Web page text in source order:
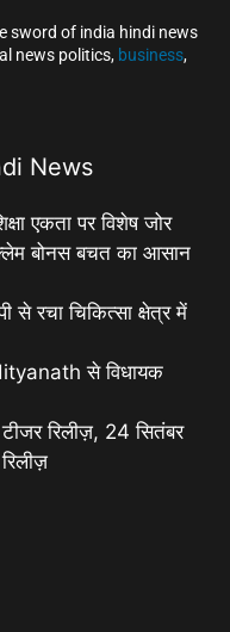
sword of india hindi news
news politics, business,
News
एकता पर विशेष जोर
बोनस बचत का आसान
रचा चिकित्सा क्षेत्र में
से विधायक
रिलीज़, 24 सितंबर